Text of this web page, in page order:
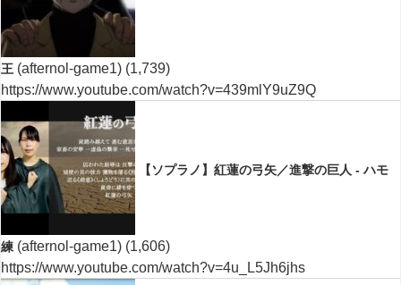
王 (afternol-game1) (1,739)
https://www.youtube.com/watch?v=439mlY9uZ9Q
【ソプラノ】紅蓮の弓矢／進撃の巨人 - ハモ
練 (afternol-game1) (1,606)
https://www.youtube.com/watch?v=4u_L5Jh6jhs